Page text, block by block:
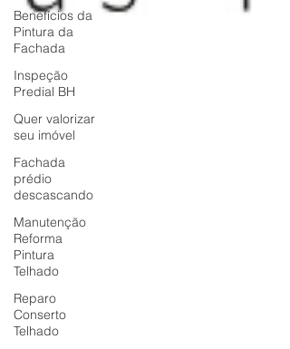
Benefícios da
Pintura da
Fachada
Inspeção
Predial BH
Quer valorizar
seu imóvel
Fachada
prédio
descascando
Manutenção
Reforma
Pintura
Telhado
Reparo
Conserto
Telhado